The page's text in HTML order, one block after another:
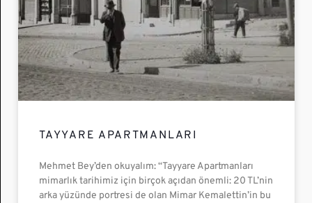
TAYYARE APARTMANLARI
Mehmet Bey’den okuyalım: “Tayyare Apartmanları
mimarlık tarihimiz için birçok açıdan önemli: 20 TL’nin
arka yüzünde portresi de olan Mimar Kemalettin’in bu